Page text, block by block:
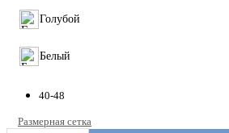
Голубой
Белый
40-48
Размерная сетка